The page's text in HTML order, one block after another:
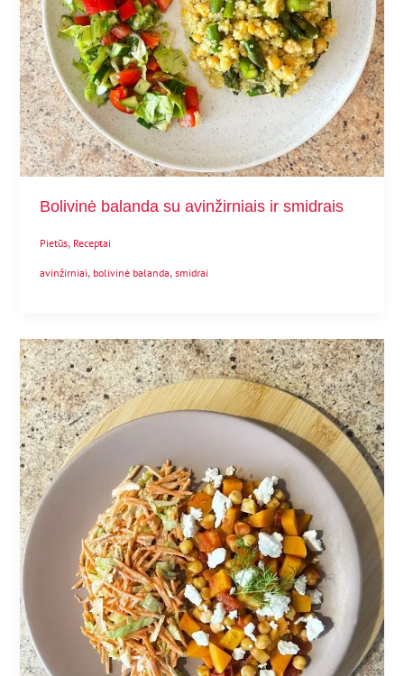
Bolivinė balanda su avinžirniais ir smidrais
Pietūs, Receptai
avinžirniai, bolivinė balanda,smidrai